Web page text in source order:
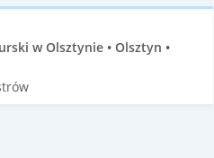
w Olsztynie • Olsztyn •